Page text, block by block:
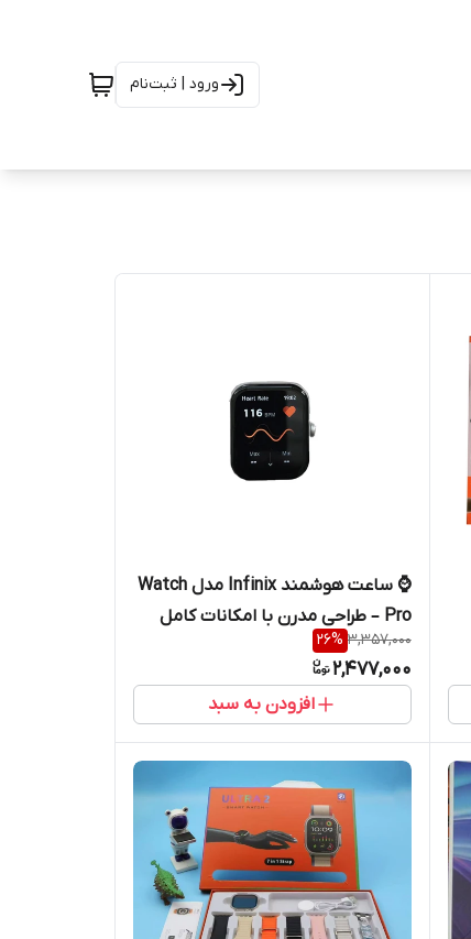
ورود | ثبت‌نام
⌚ ساعت هوشمند Infinix مدل Watch
Pro – طراحی مدرن با امکانات کامل
3,357,000
26%
2,477,000
افزودن به سبد